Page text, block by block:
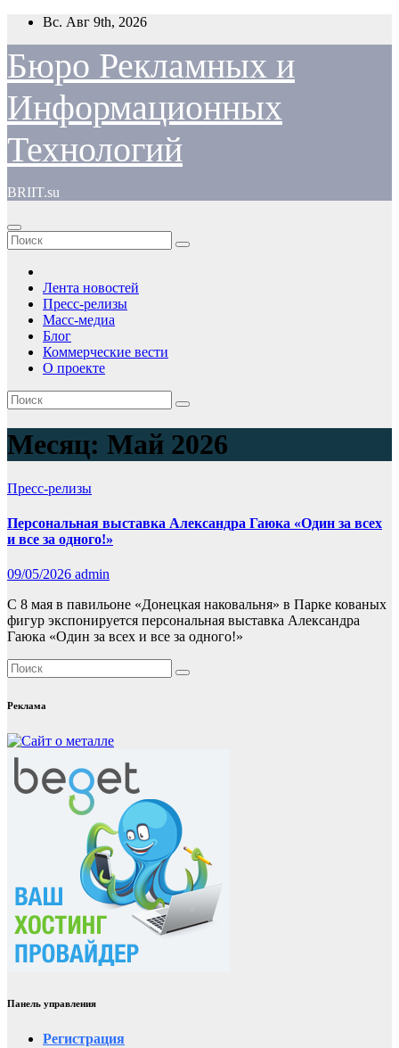
Перейти
содержимому
Вс. Авг 9th, 2026
Бюро Рекламных и
Информационных
Технологий
BRIIT.su
Лента новостей
Пресс-релизы
Масс-медиа
Блог
Коммерческие вести
О проекте
Месяц: Май 2026
Пресс-релизы
Персональная выставка Александра Гаюка «Один за всех
и все за одного!»
09/05/2026 admin
С 8 мая в павильоне «Донецкая наковальня» в Парке кованых
фигур экспонируется персональная выставка Александра
Гаюка «Один за всех и все за одного!»
Реклама
Панель управления
Регистрация